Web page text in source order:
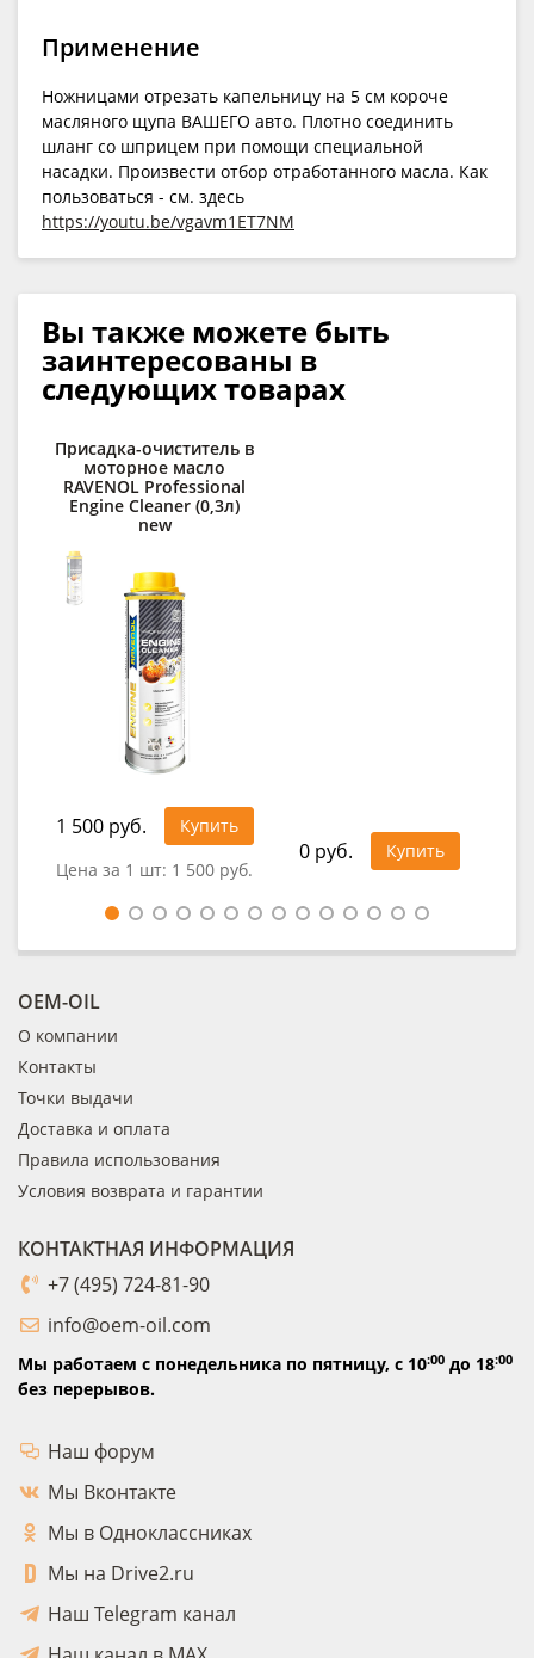
Применение
Ножницами отрезать капельницу на 5 см короче
масляного щупа ВАШЕГО авто. Плотно соединить
шланг со шприцем при помощи специальной
насадки. Произвести отбор отработанного масла. Как
пользоваться - см. здесь
https://youtu.be/vgavm1ET7NM
Вы также можете быть
заинтересованы в
следующих товарах
Присадка-очиститель в
моторное масло
RAVENOL Professional
Engine Cleaner (0,3л)
new
1 500 руб.
Купить
Цена за 1 шт: 1 500 руб.
0 руб. Купить
OEM-OIL
О компании
Контакты
Точки выдачи
Доставка и оплата
Правила использования
Условия возврата и гарантии
КОНТАКТНАЯ ИНФОРМАЦИЯ
+7 (495) 724-81-90
info@oem-oil.com
Мы работаем с понедельника по пятницу, с 10:00 до 18:00
без перерывов.
Наш форум
Мы Вконтакте
Мы в Одноклассниках
Мы на Drive2.ru
Наш Telegram канал